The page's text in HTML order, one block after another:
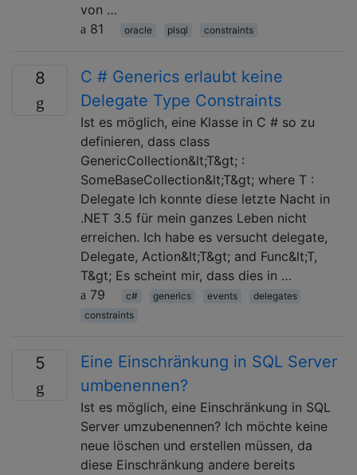
von …
81
oracle plsql constraints
8
C # Generics erlaubt keine
Delegate Type Constraints
Ist es möglich, eine Klasse in C # so zu
definieren, dass class
GenericCollection&lt;T&gt; :
SomeBaseCollection&lt;T&gt; where T :
Delegate Ich konnte diese letzte Nacht in
.NET 3.5 für mein ganzes Leben nicht
erreichen. Ich habe es versucht delegate,
Delegate, Action&lt;T&gt; and Func&lt;T,
T&gt; Es scheint mir, dass dies in …
79
c# generics events
delegates
constraints
5
Eine Einschränkung in SQL Server
umbenennen?
Ist es möglich, eine Einschränkung in SQL
Server umzubenennen? Ich möchte keine
neue löschen und erstellen müssen, da
diese Einschränkung andere bereits